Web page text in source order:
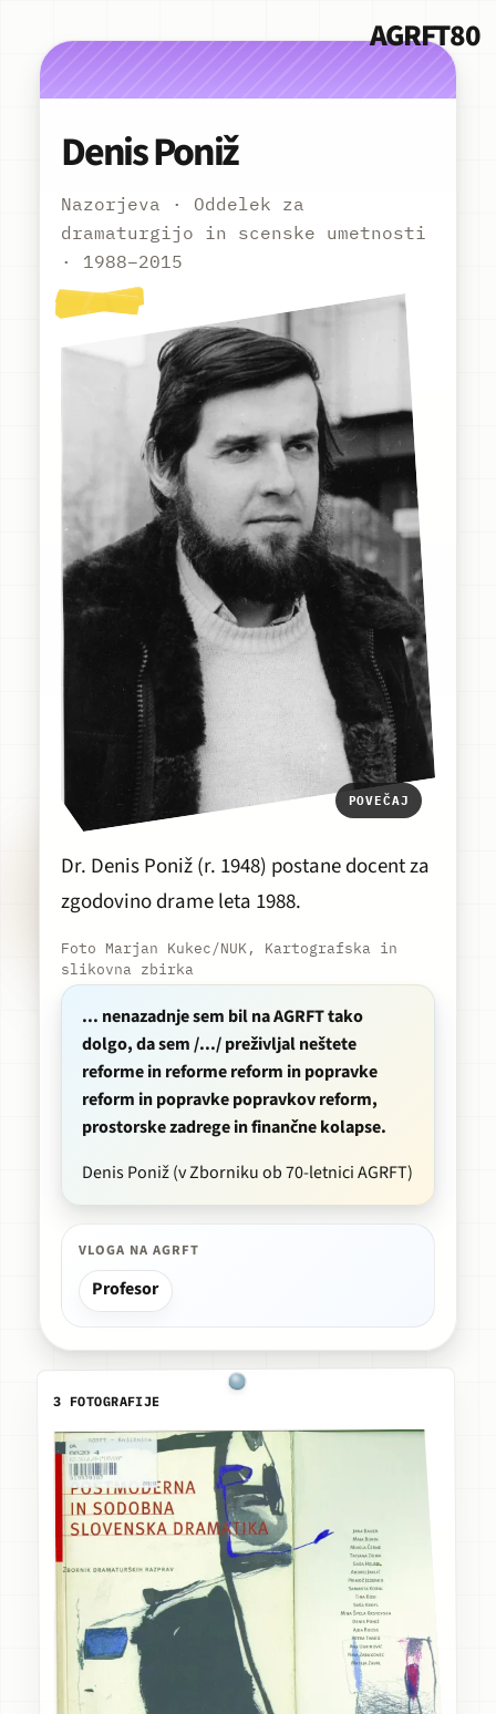
AGRFT80
Denis Poniž
Nazorjeva · Oddelek za
dramaturgijo in scenske umetnosti
· 1988–2015
POVEČAJ
Dr. Denis Poniž (r. 1948) postane docent za
zgodovino drame leta 1988.
Foto Marjan Kukec/NUK, Kartografska in
slikovna zbirka
... nenazadnje sem bil na AGRFT tako
dolgo, da sem /.../ preživljal neštete
reforme in reforme reform in popravke
reform in popravke popravkov reform,
prostorske zadrege in finančne kolapse.
Denis Poniž (v Zborniku ob70-letnici AGRFT)
VLOGA NA AGRFT
Profesor
3 FOTOGRAFIJE